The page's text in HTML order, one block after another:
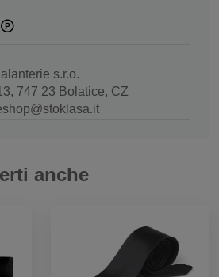
s.r.o.
747 23 Bolatice, CZ
anche